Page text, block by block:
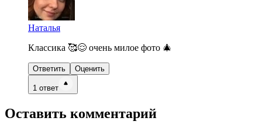
Наталья
Классика 🥰😌 очень милое фото 🎄
Ответить Оценить
1 ответ
Оставить комментарий